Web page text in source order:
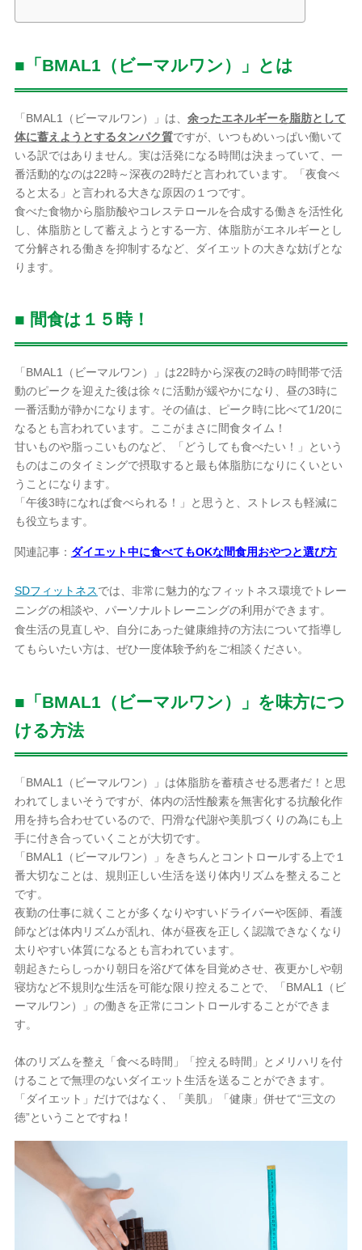
■「BMAL1（ビーマルワン）」とは
「BMAL1（ビーマルワン）」は、 余ったエネルギーを脂肪として
体に蓄えようとするタンパク質ですが、いつもめいっぱい働いて
いる訳ではありません。実は活発になる時間は決まっていて、一
番活動的なのは22時～深夜の2時だと言われています。「夜食べ
ると太る」と言われる大きな原因の１つです。
食べた食物から脂肪酸やコレステロールを合成する働きを活性化
し、体脂肪として蓄えようとする一方、体脂肪がエネルギーとし
て分解される働きを抑制するなど、ダイエットの大きな妨げとな
ります。
■ 間食は１５時！
「BMAL1（ビーマルワン）」は22時から深夜の2時の時間帯で活
動のピークを迎えた後は徐々に活動が緩やかになり、昼の3時に
一番活動が静かになります。その値は、ピーク時に比べて1/20に
なるとも言われています。ここがまさに間食タイム！
甘いものや脂っこいものなど、「どうしても食べたい！」という
ものはこのタイミングで摂取すると最も体脂肪になりにくいとい
うことになります。
「午後3時になれば食べられる！」と思うと、ストレスも軽減に
も役立ちます。
関連記事： ダイエット中に食べてもOKな間食用おやつと選び方
SDフィットネスでは、非常に魅力的なフィットネス環境でトレー
ニングの相談や、パーソナルトレーニングの利用ができます。
食生活の見直しや、自分にあった健康維持の方法について指導し
てもらいたい方は、ぜひ一度体験予約をご相談ください。
■「BMAL1（ビーマルワン）」を味方につ
ける方法
「BMAL1（ビーマルワン）」は体脂肪を蓄積させる悪者だ！と思
われてしまいそうですが、体内の活性酸素を無害化する抗酸化作
用を持ち合わせているので、円滑な代謝や美肌づくりの為にも上
手に付き合っていくことが大切です。
「BMAL1（ビーマルワン）」をきちんとコントロールする上で１
番大切なことは、規則正しい生活を送り体内リズムを整えること
です。
夜勤の仕事に就くことが多くなりやすいドライバーや医師、看護
師などは体内リズムが乱れ、体が昼夜を正しく認識できなくなり
太りやすい体質になるとも言われています。
朝起きたらしっかり朝日を浴びて体を目覚めさせ、夜更かしや朝
寝坊など不規則な生活を可能な限り控えることで、「BMAL1（ビ
ーマルワン）」の働きを正常にコントロールすることができま
す。
体のリズムを整え「食べる時間」「控える時間」とメリハリを付
けることで無理のないダイエット生活を送ることができます。
「ダイエット」だけではなく、「美肌」「健康」併せて“三文の
徳”ということですね！